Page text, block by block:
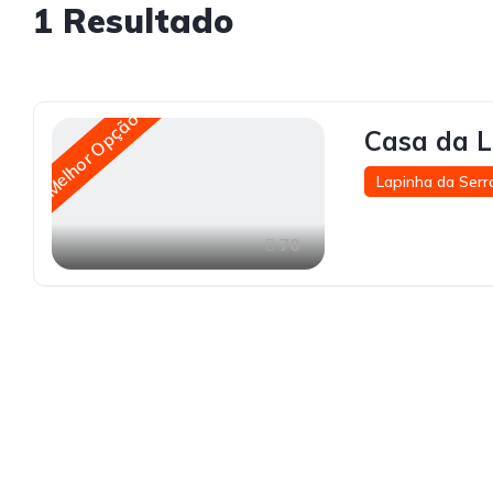
1 Resultado
Melhor Opção
70
Casa da
Lapinha da